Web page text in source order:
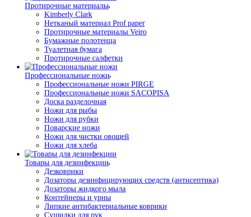
Протирочные материалы
Kimberly Clark
Нетканый материал Prof paper
Протирочные материалы Veiro
Бумажные полотенца
Туалетная бумага
Протирочные салфетки
Профессиональные ножи
Профессиональные ножи PIRGE
Профессиональные ножи SACOPISA
Доска разделочная
Ножи для рыбы
Ножи для рубки
Поварские ножи
Ножи для чистки овощей
Ножи для хлеба
Товары для дезинфекции
Дезковрики
Дозаторы дезинфицирующих средств (антисептика)
Дозаторы жидкого мыла
Контейнеры и урны
Липкие антибактериальные коврики
Сушилки для рук